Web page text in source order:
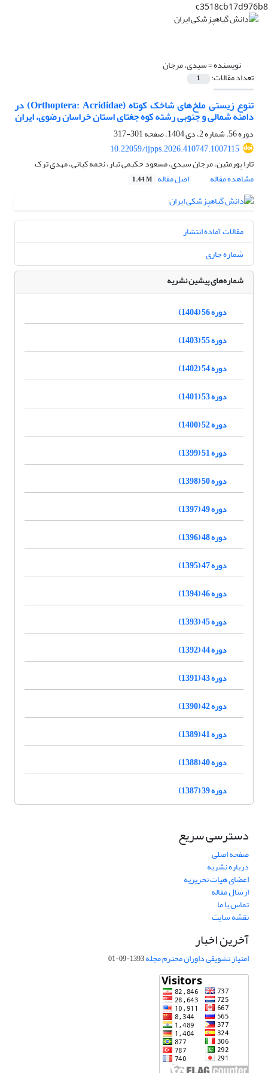
c3518cb17d976b8
نویسنده =سیدی، مرجان
تعداد مقالات: 1
تنوع زیستی ملخ‌های شاخک کوتاه (Orthoptera: Acrididae) در
دامنه شمالی و جنوبی رشته کوه جغتای استان خراسان رضوی، ایران
دوره 56، شماره 2، دی 1404، صفحه
301-317
10.22059/ijpps.2026.410747.1007115
تارا پورمتین، مرجان سیدی، مسعود حکیمی تبار، نجمه کیانی، مهدی ترک
مشاهده مقاله
اصل مقاله 1.44 M
مقالات آماده انتشار
شماره جاری
شماره‌های پیشین نشریه
دوره 56 (1404)
دوره 55 (1403)
دوره 54 (1402)
دوره 53 (1401)
دوره 52 (1400)
دوره 51 (1399)
دوره 50 (1398)
دوره 49 (1397)
دوره 48 (1396)
دوره 47 (1395)
دوره 46 (1394)
دوره 45 (1393)
دوره 44 (1392)
دوره 43 (1391)
دوره 42 (1390)
دوره 41 (1389)
دوره 40 (1388)
دوره 39 (1387)
دسترسی سریع
صفحه اصلی
درباره نشریه
اعضای هیات تحریریه
ارسال مقاله
تماس با ما
نقشه سایت
آخرین اخبار
امتیاز تشویقی داوران محترم مجله1393-09-01